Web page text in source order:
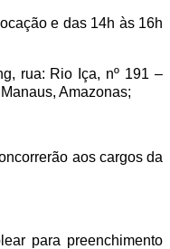
e das 14h às 16h
rua: Rio Iça, nº 191 –
Amazonas;
aos cargos da
para preenchimento